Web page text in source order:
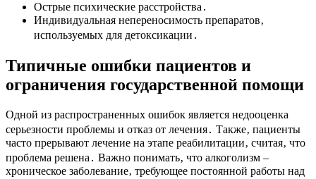
Острые психические расстройства․
Индивидуальная непереносимость препаратов‚
используемых для детоксикации․
Типичные ошибки пациентов и
ограничения государственной помощи
Одной из распространенных ошибок является недооценка
серьезности проблемы и отказ от лечения․ Также‚ пациенты
часто прерывают лечение на этапе реабилитации‚ считая‚ что
проблема решена․ Важно понимать‚ что алкоголизм –
хроническое заболевание‚ требующее постоянной работы над